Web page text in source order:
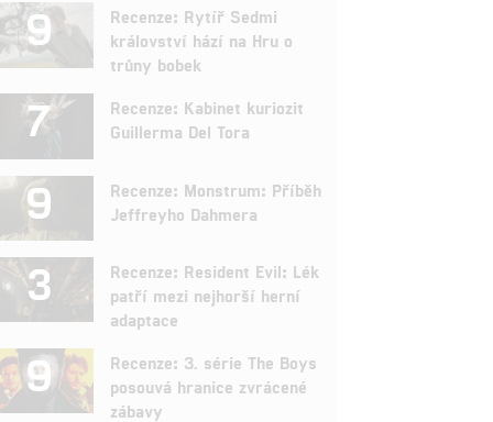
9
Recenze: Rytíř Sedmi
království hází na Hru o
trůny bobek
7
Recenze: Kabinet kuriozit
Guillerma Del Tora
9
Recenze: Monstrum: Příběh
Jeffreyho Dahmera
3
Recenze: Resident Evil: Lék
patří mezi nejhorší herní
adaptace
9
Recenze: 3. série The Boys
posouvá hranice zvrácené
zábavy